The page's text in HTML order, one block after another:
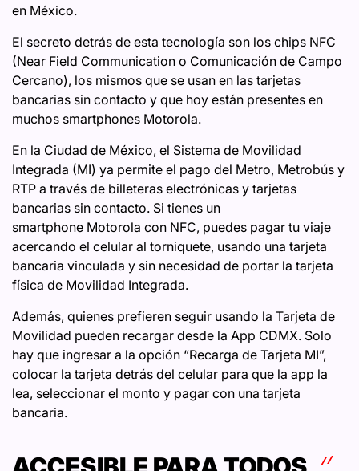
en México.
El secreto detrás de esta tecnología son los chips NFC
(Near Field Communication o Comunicación de Campo
Cercano), los mismos que se usan en las tarjetas
bancarias sin contacto y que hoy están presentes en
muchos smartphones Motorola.
En la Ciudad de México, el Sistema de Movilidad
Integrada (MI) ya permite el pago del Metro, Metrobús y
RTP a través de billeteras electrónicas y tarjetas
bancarias sin contacto. Si tienes un
smartphone Motorola con NFC, puedes pagar tu viaje
acercando el celular al torniquete, usando una tarjeta
bancaria vinculada y sin necesidad de portar la tarjeta
física de Movilidad Integrada.
Además, quienes prefieren seguir usando la Tarjeta de
Movilidad pueden recargar desde la App CDMX. Solo
hay que ingresar a la opción “Recarga de Tarjeta MI”,
colocar la tarjeta detrás del celular para que la app la
lea, seleccionar el monto y pagar con una tarjeta
bancaria.